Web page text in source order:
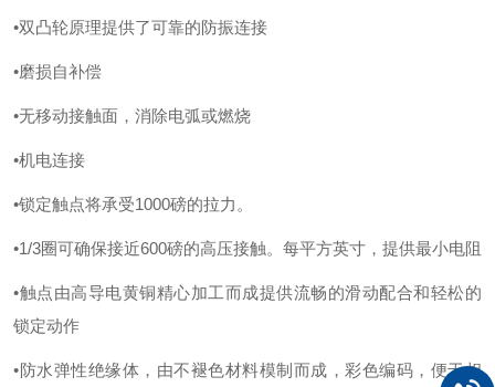
•双凸轮原理提供了可靠的防振连接
•磨损自补偿
•无移动接触面，消除电弧或燃烧
•机电连接
•锁定触点将承受1000磅的拉力。
•1/3圈可确保接近600磅的高压接触。每平方英寸，提供最小电阻
•触点由高导电黄铜精心加工而成提供流畅的滑动配合和轻松的
锁定动作
•防水弹性绝缘体，由不褪色材料模制而成，彩色编码，便于相